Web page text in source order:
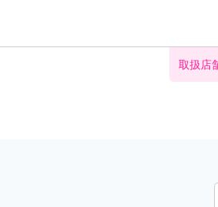
取扱店